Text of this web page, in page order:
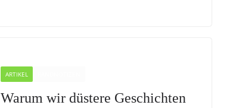
ARTIKEL
Warum wir düstere Geschichten